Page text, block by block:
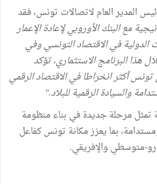
المدير العام لاتصالات تونس، فقد
مع البنك الأوروبي لإعادة الإعمار
في الاقتصاد التونسي وفي
البرنامج الاستثماري، تؤكد
أكثر انخراطا في الاقتصاد الرقمي
والسيادة الرقمية للبلاد."
تمثل مرحلة جديدة في بناء منظومة
بما يعزز مكانة تونس كفاعل
متوسطي والإفريقي.